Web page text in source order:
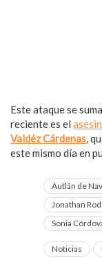
Este ataque se
reciente es el
Valdéz Cárdenas,
este mismo día en
Autlán de
Jonathan
Sonia
Noticias